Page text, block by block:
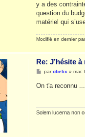
y a des
question du
matériel qui
Modifié en dernier
Re: J’hésite
M
s
parobelix » mar.
On t'a reconnu ...
Solem lucerna non